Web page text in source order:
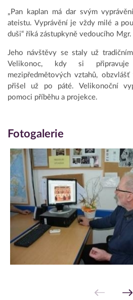
„Pan kaplan má dar svým
ateistu. Vyprávění je vždy milé a
duši“ říká zástupkyně vedoucího Mgr.
Jeho návštěvy se staly už
Velikonoc, kdy si
mezipředmětových vztahů,
přišel už po páté. Velikonoční
pomoci příběhu a projekce.
Fotogalerie